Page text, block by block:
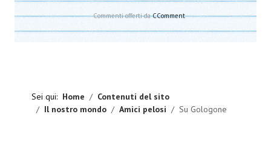
Commenti offerti daCComment
Sei qui: Home
Contenuti del sito
Il nostro mondo
Amici pelosi Su Gologone